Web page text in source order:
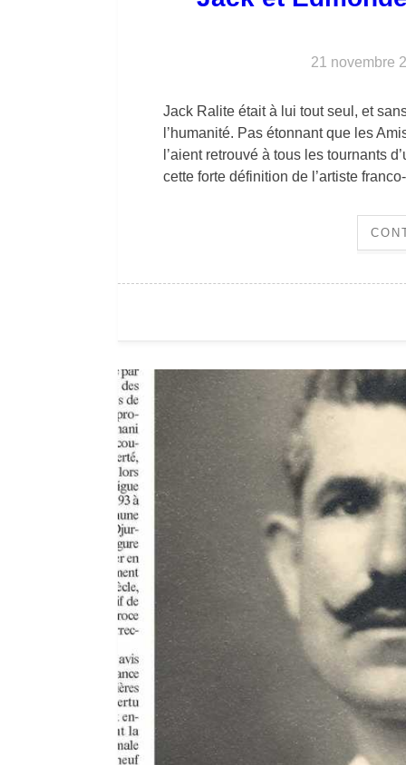
21 novembre
Jack Ralite était à lui tout seul, et
l’humanité. Pas étonnant que les
l’aient retrouvé à tous les tournants
cette forte définition de l’artiste